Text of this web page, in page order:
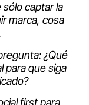
captar la
marca, cosa
¿Qué
para que siga
first para